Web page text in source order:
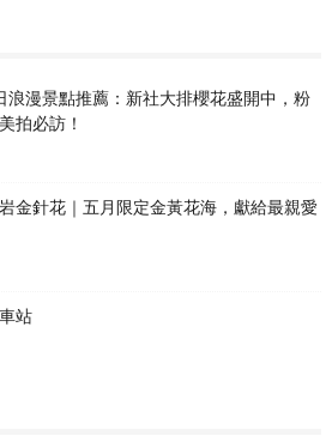
漫景點推薦：新社大排櫻花盛開中，粉
拍必訪！
金針花｜五月限定金黃花海，獻給最親愛
站